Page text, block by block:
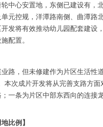
中心安置地，东侧已建设有
元控规，洋潭路南侧、曲潭
发将有效推动幼儿园配套建
配置。
路，但未修建作为片区生活
本次成片开发将从完善支路方
一条为片区中部东西向的连
比例】